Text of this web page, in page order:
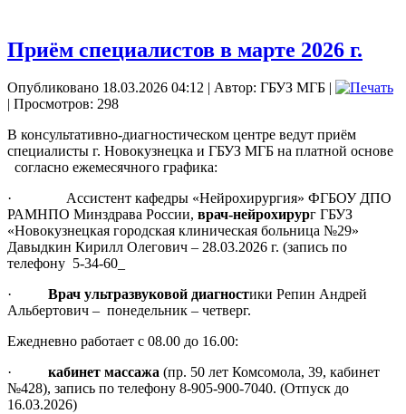
Приём специалистов в марте 2026 г.
Опубликовано 18.03.2026 04:12 | Автор: ГБУЗ МГБ |
| Просмотров: 298
В консультативно-диагностическом центре ведут приём
специалисты г. Новокузнецка и ГБУЗ МГБ на платной основе
согласно ежемесячного графика:
· Ассистент кафедры «Нейрохирургия» ФГБОУ ДПО
РАМНПО Минздрава России, врач-нейрохирург ГБУЗ
«Новокузнецкая городская клиническая больница №29»
Давыдкин Кирилл Олегович – 28.03.2026 г. (запись по
телефону 5-34-60_
·
Врач ультразвуковой диагностики Репин Андрей
Альбертович – понедельник – четверг.
Ежедневно работает с 08.00 до 16.00:
· кабинет массажа (пр. 50 лет Комсомола, 39, кабинет
№428), запись по телефону 8-905-900-7040. (Отпуск до
16.03.2026)